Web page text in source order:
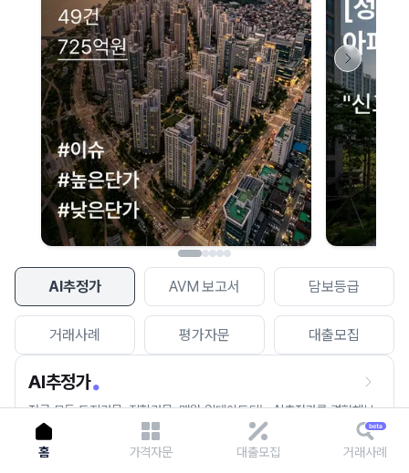
AI추정가 AVM 보고서 담보등급
거래사례 평가자문 대출모집
AI추정가
전국 모든 토지건물, 집합건물, 매월 업데이트되는 AI추정가를 경험해보
세요.
네이버 지도 연결 안내
현재 네이버 지도 연결이 원활하지 않아 지도를 불러올 수 없습니다.
이용에 불편을 드려 죄송합니다.
다시 시도
홈 가격자문 대출모집 거래사례